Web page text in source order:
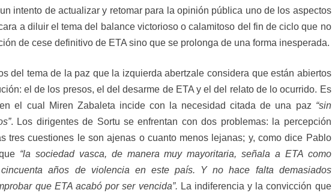
intento de actualizar y retomar para la opinión pública uno de los aspectos
a diluir el tema del balance victorioso o calamitoso del fin de ciclo que no
de cese definitivo de ETA sino que se prolonga de una forma inesperada.
del tema de la paz que la izquierda abertzale considera que están abiertos
el de los presos, el del desarme de ETA y el del relato de lo ocurrido. Es
el cual Miren Zabaleta incide con la necesidad citada de una paz “sin
. Los dirigentes de Sortu se enfrentan con dos problemas: la percepción
tres cuestiones le son ajenas o cuanto menos lejanas; y, como dice Pablo
“la sociedad vasca, de manera muy mayoritaria, señala a ETA como
años de violencia en este país. Y no hace falta demasiados
que ETA acabó por ser vencida”. La indiferencia y la convicción que